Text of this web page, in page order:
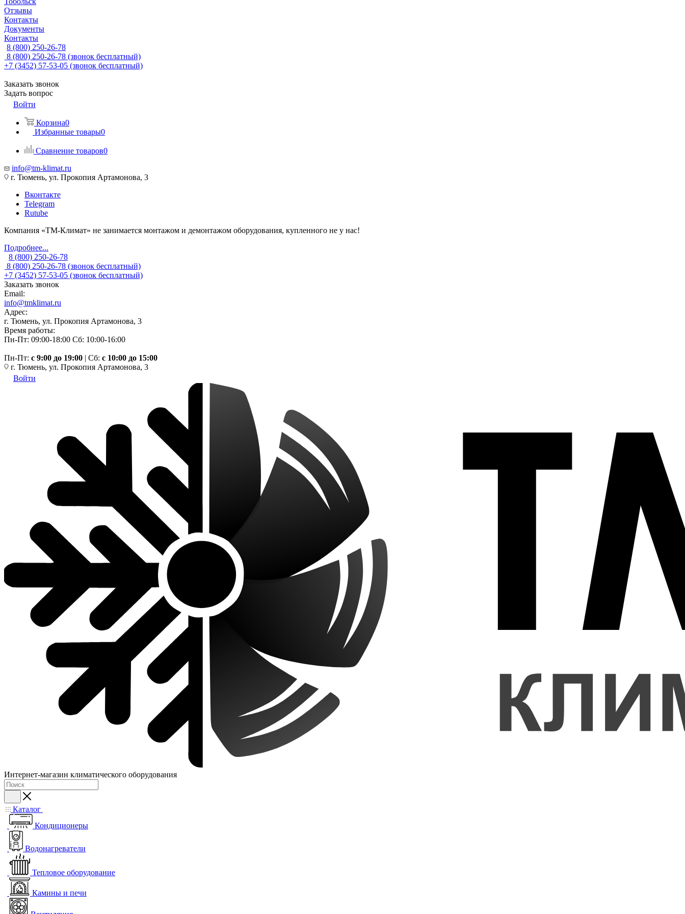
Отзывы
Контакты
Документы
Контакты
8 (800) 250-26-78
8 (800) 250-26-78 (звонок бесплатный)
+7 (3452) 57-53-05 (звонок бесплатный)
Заказать звонок
Задать вопрос
Войти
Корзина0
Избранные товары0
Сравнение товаров0
info@tm-klimat.ru
г. Тюмень, ул. Прокопия Артамонова, 3
Вконтакте
Telegram
Rutube
Компания «ТМ-Климат» не занимается монтажом и демонтажом оборудования, купленного не у нас!
Подробнее...
8 (800) 250-26-78
8 (800) 250-26-78 (звонок бесплатный)
+7 (3452) 57-53-05 (звонок бесплатный)
Заказать звонок
Email:
info@tmklimat.ru
Адрес:
г. Тюмень, ул. Прокопия Артамонова, 3
Время работы:
Пн-Пт: 09:00-18:00 Сб: 10:00-16:00
Пн-Пт: c 9:00 до 19:00 | Сб: с 10:00 до 15:00
г. Тюмень, ул. Прокопия Артамонова, 3
Войти
Интернет-магазин климатического оборудования
Каталог
Кондиционеры
Водонагреватели
Тепловое оборудование
Камины и печи